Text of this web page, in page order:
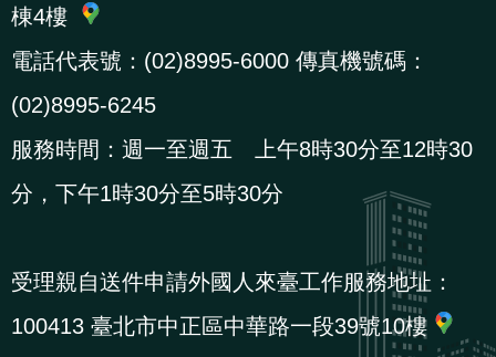
專
區
相
關
連
站
意
字
計
n
首
S
棟4樓
電話代表號：(02)8995-6000 傳真機號碼：
(02)8995-6245
服務時間：週一至週五 上午8時30分至12時30
分，下午1時30分至5時30分
受理親自送件申請外國人來臺工作服務地址：
100413 臺北市中正區中華路一段39號10樓